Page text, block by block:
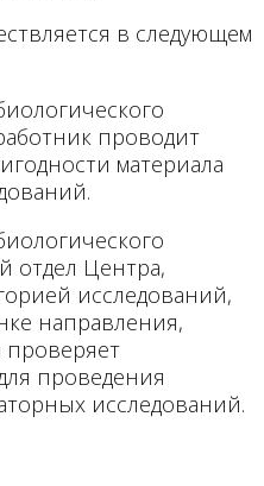
в следующем
проводит
материала
отдел Центра,
исследований,
направления,
проверяет
проведения
исследований.